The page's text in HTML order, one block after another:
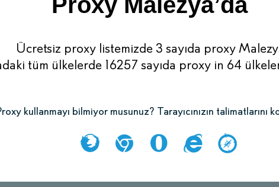
Ücretsiz proxy listemizde 3 sayıda proxy
tüm ülkelerde 16257 sayıda proxy in 64
kullanmayı bilmiyor musunuz? Tarayıcınızın talimatlarını